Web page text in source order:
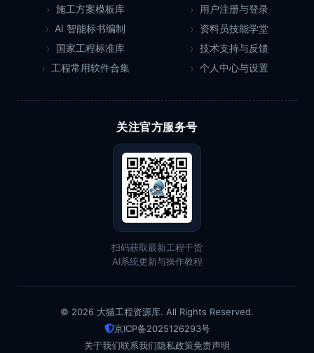
施工方案模板库
AI 智能标书编制
国家工程标准库
工程常用软件合集
用户注册与登录
资料员技能学堂
技术支持与反馈
个人中心与设置
关注官方服务号
扫码获取最新工程干货
AI系统更新与操作教程
© 2026 大猫工程资源库. All Rights Reserved.
京ICP备2025126293号
关于我们联系我们隐私政策免责声明